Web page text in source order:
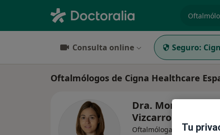
Consulta online Seguro:
Oftalmólogos de Cigna Healthcare
Dra. Montserrat
Vizcarro Jaime
Oftalmóloga Ver más
Tu